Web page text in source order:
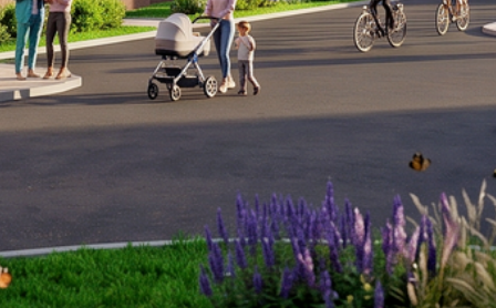
Комфорт+класс
Qurmet — среднеэтажный ЖК
комфорт-класса в 5 минутах езды
от Aport Mall East
с. Туздыбастау, ​Алатауская трасса, 154
от 14 400 000 ₸
от 3 248 280 ₸
Первоначальный взнос